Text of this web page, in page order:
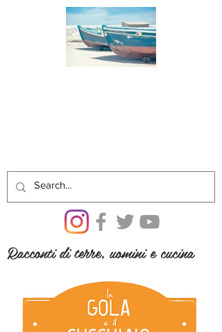
Racconti di terre, uomini e cucina